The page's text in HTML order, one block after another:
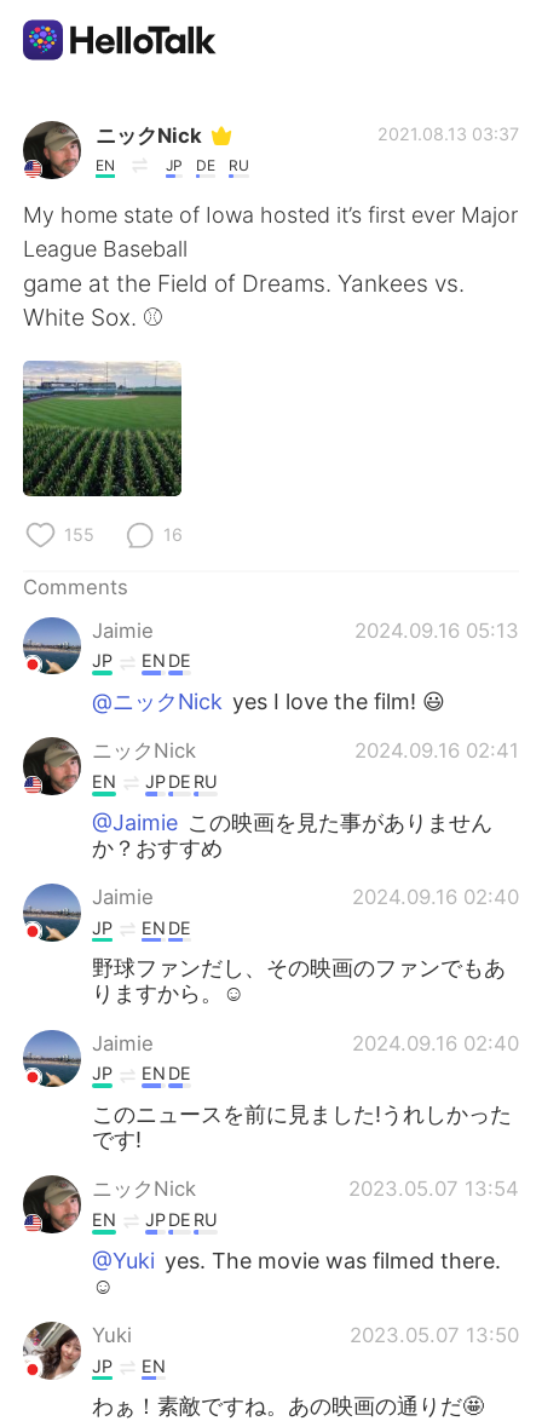
Language Exchange App
AI Grammar Checker
English
简体中文
Español
Français
Indonesia
Português
ニックNick
EN JP DE RU
2021.08.13 03:37
My home state of Iowa hosted it’s first ever Major
League Baseball
game at the Field of Dreams. Yankees vs.
White Sox. ⚾️
155 16
Comments
Jaimie
2024.09.16 05:13
JP EN DE
@ニックNick yes I love the film! 😃
ニックNick 2024.09.16 02:41
EN JPDE RU
@Jaimie この映画を見た事がありません
か？おすすめ
Jaimie 2024.09.16 02:40
JP EN DE
野球ファンだし、その映画のファンでもあ
りますから。☺
Jaimie 2024.09.16 02:40
JP EN DE
このニュースを前に見ました!うれしかった
です!
ニックNick 2023.05.07 13:54
EN JPDE RU
@Yuki yes. The movie was filmed there.
☺️
Yuki 2023.05.07 13:50
JP EN
わぁ！素敵ですね。あの映画の通りだ🤩